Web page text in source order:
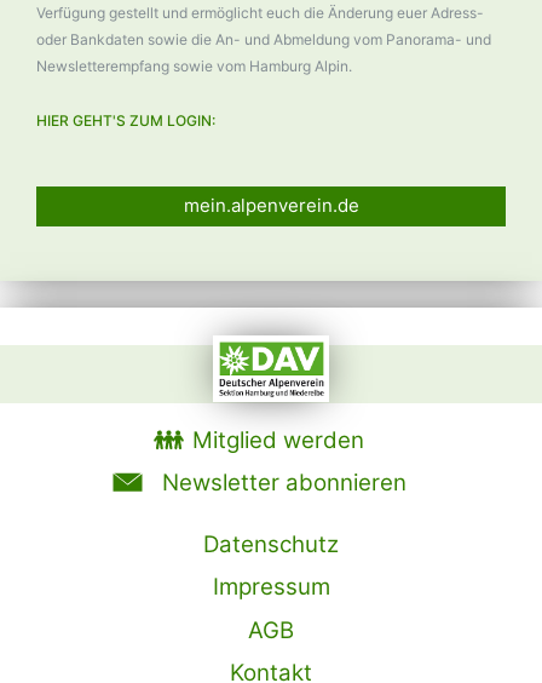
Verfügung gestellt und ermöglicht euch die Änderung euer Adress-
oder Bankdaten sowie die An- und Abmeldung vom Panorama- und
Newsletterempfang sowie vom Hamburg Alpin.
HIER GEHT'S ZUM LOGIN:
mein.alpenverein.de
Mitglied werden
Newsletter abonnieren
Datenschutz
Impressum
AGB
Kontakt